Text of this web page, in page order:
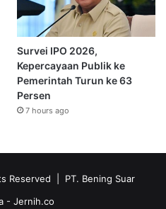
Survei IPO 2026,
Kepercayaan Publik ke
Pemerintah Turun ke 63
Persen
7 hours ago
Reserved | PT. Bening Suar
- Jernih.co